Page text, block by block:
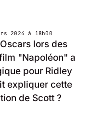
2024 à 18h00
lors des
"Napoléon" a
pour Ridley
expliquer cette
de Scott ?